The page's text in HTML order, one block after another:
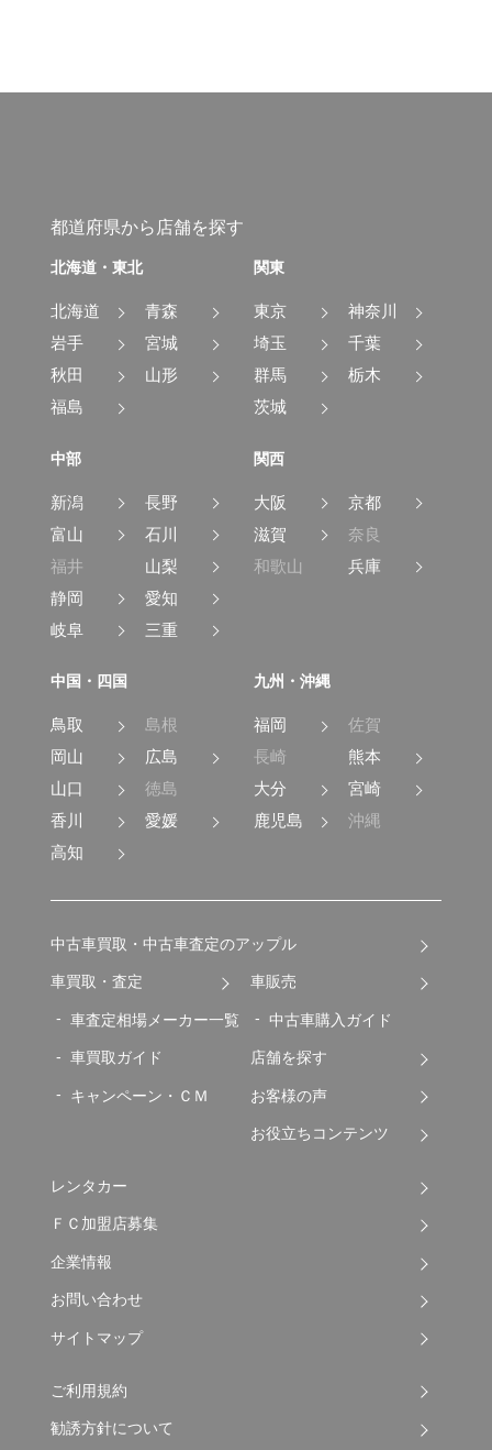
都道府県から店舗を探す
北海道・東北
北海道
青森
岩手
宮城
秋田
山形
福島
関東
東京
神奈川
埼玉
千葉
群馬
栃木
茨城
中部
新潟
長野
富山
石川
福井
山梨
静岡
愛知
岐阜
三重
関西
大阪
京都
滋賀
奈良
和歌山
兵庫
中国・四国
鳥取
島根
岡山
広島
山口
徳島
香川
愛媛
高知
九州・沖縄
福岡
佐賀
長崎
熊本
大分
宮崎
鹿児島
沖縄
中古車買取・中古車査定のアップル
車買取・査定
車査定相場メーカー一覧
車買取ガイド
キャンペーン・ＣＭ
車販売
中古車購入ガイド
店舗を探す
お客様の声
お役立ちコンテンツ
レンタカー
ＦＣ加盟店募集
企業情報
お問い合わせ
サイトマップ
ご利用規約
勧誘方針について